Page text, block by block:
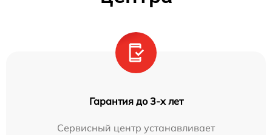
Гарантия до 3-х лет
Сервисный центр устанавливает